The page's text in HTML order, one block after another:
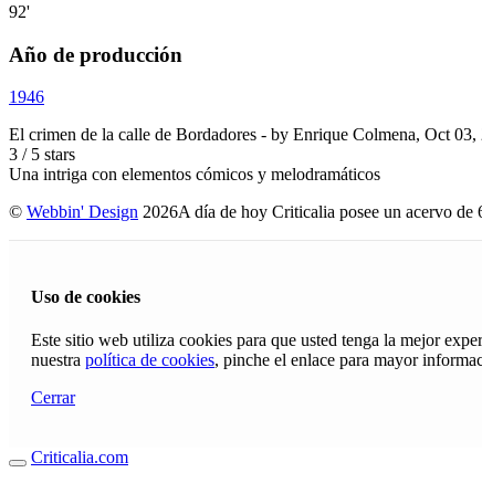
92'
Año de producción
1946
El crimen de la calle de Bordadores - by Enrique Colmena, Oct 03,
3 / 5 stars
Una intriga con elementos cómicos y melodramáticos
© Webbin' Design 2026A día de hoy Criticalia posee un acervo
Uso de cookies
Este sitio web utiliza cookies para que usted tenga la mejor
nuestra política de cookies, pinche el enlace para mayor
Cerrar
Criticalia.com